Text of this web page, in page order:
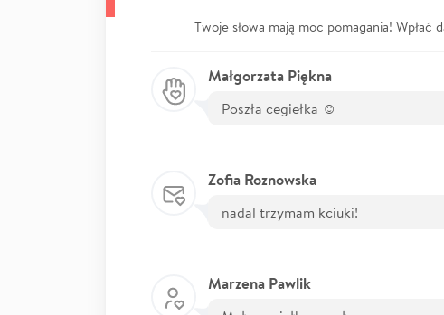
Twoje słowa mają moc pomagania! Wpłać
Małgorzata Piękna
Poszła cegiełka ☺
Zofia Roznowska
nadal trzymam kciuki!
Marzena Pawlik